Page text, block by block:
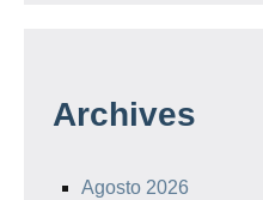
Archives
Agosto 2026